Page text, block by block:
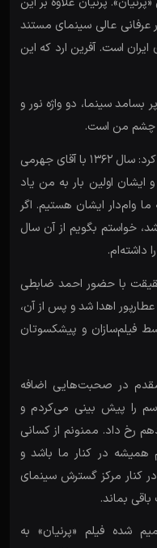
عرفانی عالی سینمای مستند
است. آفرین ارد که این
سینما، دو واژه نور و
چشم من است.
پس از این صحبت‌ها ارد عطارپور اضافه کرد: سال ۱۳۶۲ با آقای جهرمی
ایشان اولین بار به من یاد
وام‌دار ایشان هستیم. اگر
خواستم بگویم از آن سال
داشته‌ام.
با حضور احمد ضابطی
اهدا شد و پس از آن،
فیلم‌سازان و پیشکسوتان
در صحبت‌هایی اضافه
را پیش بینی می‌کردم و
رخ داد. ممنونم از کسانی
همیشه در کنار ما باشد و
کنار مرکز گسترش سینمای
بماند.
شده فیلم «پرنیان» به